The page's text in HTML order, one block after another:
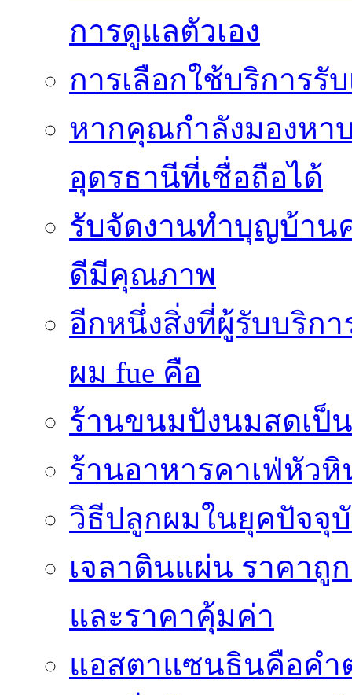
การดูแลตัวเอง
การเลือกใช้บริการรั
หากคุณกำลังมองหา
อุดรธานีที่เชื่อถือได้
รับจัดงานทำบุญบ้าน
ดีมีคุณภาพ
อีกหนึ่งสิ่งที่ผู้รับบริก
ผม fue คือ
ร้านขนมปังนมสดเป็
ร้านอาหารคาเฟ่หัว
วิธีปลูกผมในยุคปัจจุ
เจลาตินแผ่น ราคาถู
และราคาคุ้มค่า
แอสตาแซนธินคือค